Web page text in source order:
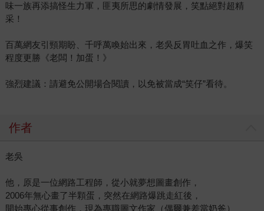
味一族再添搞怪生力軍，匪夷所思的劇情發展，笑點絕對超精
采！
百萬網友引頸期盼、千呼萬喚始出來，老吳反胃吐血之作，爆笑
程度更勝《老闆！加蛋！》
強烈建議：請避免公開場合閱讀，以免被當成“笑仔”看待。
作者
老吳
他，原是一位網路工程師，從小就夢想圖畫創作，
2006年無心畫了半顆蛋，突然在網路爆跳走紅後，
開始專心從事創作，現為專職圖文作家（偶爾兼差當奶爸）